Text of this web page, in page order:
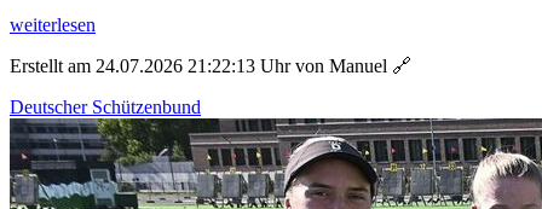
weiterlesen
Erstellt am 24.07.2026 21:22:13 Uhr von Manuel 🔗
Deutscher Schützenbund